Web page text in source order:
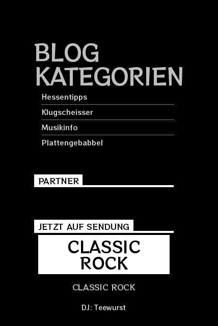
BLOG
KATEGORIEN
Hessentipps
Klugscheisser
Musikinfo
Plattengebabbel
PARTNER
JETZT AUF SENDUNG
CLASSIC
ROCK
CLASSIC ROCK
DJ: Teewurst